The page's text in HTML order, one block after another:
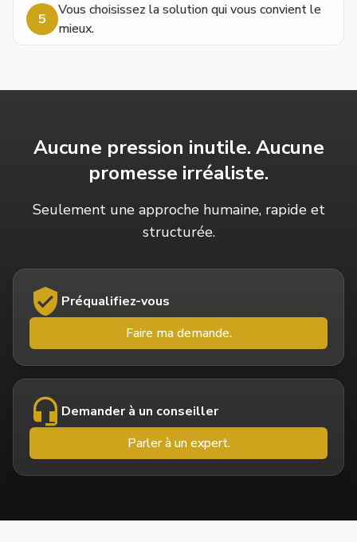
5
Vous choisissez la solution qui vous convient le
mieux.
Aucune pression inutile. Aucune
promesse irréaliste.
Seulement une approche humaine, rapide et
structurée.
Préqualifiez-vous
Faire ma demande.
Demander à un conseiller
Parler à un expert.